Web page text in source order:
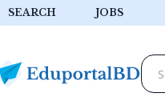
SEARCH JOBS